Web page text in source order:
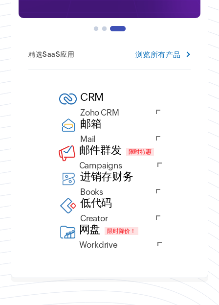
精选SaaS应用 浏览所有产品
CRM
Zoho CRM
邮箱
Mail
邮件群发 限时特惠
Campaigns
进销存财务
Books
低代码
Creator
网盘 限时降价！
Workdrive